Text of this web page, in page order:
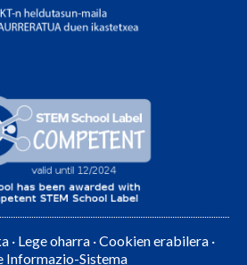
· Lege oharra ·Cookien erabilera ·
Informazio-Sistema